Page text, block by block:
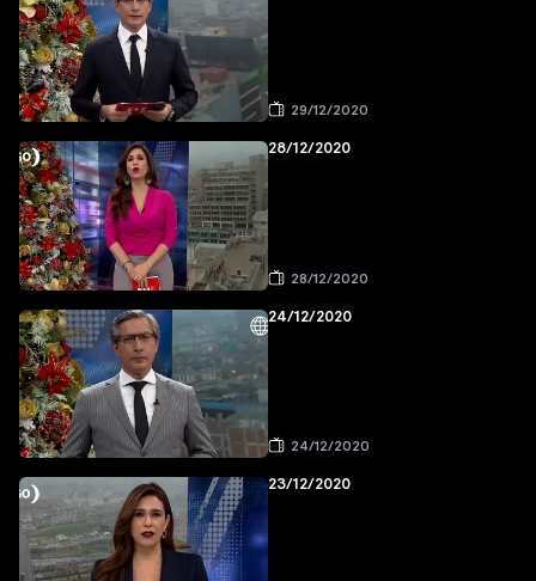
29/12/2020
28/12/2020
28/12/2020
24/12/2020
24/12/2020
23/12/2020